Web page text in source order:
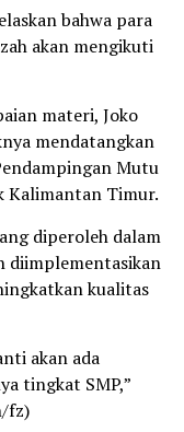
bahwa para
akan mengikuti
materi, Joko
mendatangkan
Mutu
Kalimantan Timur.
diperoleh dalam
diimplementasikan
kualitas
akan ada
tingkat SMP,”
fz)